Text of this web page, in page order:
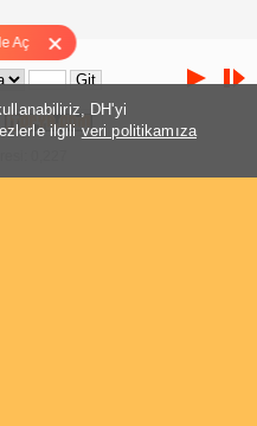
Aç
DH'yi
ilgili veri politikamıza